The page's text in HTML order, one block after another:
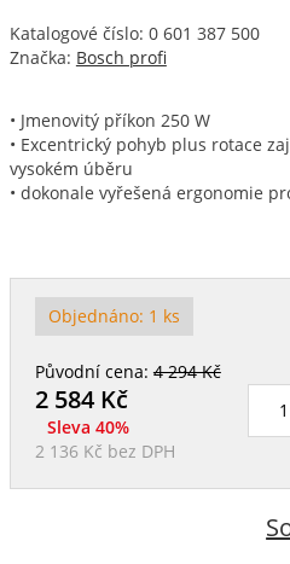
Katalogové číslo: 0 601 387 500
Značka: Bosch profi
• Jmenovitý příkon 250 W
• Excentrický pohyb plus rotace
vysokém úběru
• dokonale vyřešená ergonomie
Objednáno: 1 ks
Původní cena:4 294 Kč
2 584Kč
Sleva 40%
2 136 Kč bez DPH